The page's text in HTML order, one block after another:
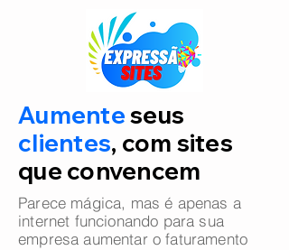
Aumenteseus
clientes, com sites
que convencem
Parece mágica, mas é apenas a
internet funcionando para sua
empresa aumentar o faturamento